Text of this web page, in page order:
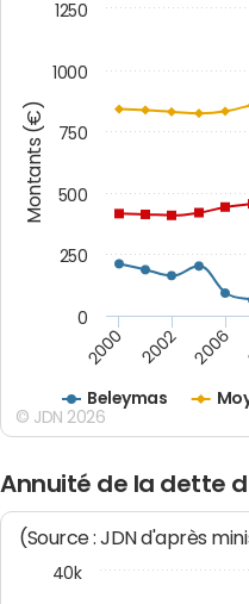
Montants (€)
Beleymas
2000 2002 2006
0
250
500
750
1000
1250
© JDN 2026
Annuité de la dette
(Source : JDN d'après
40k